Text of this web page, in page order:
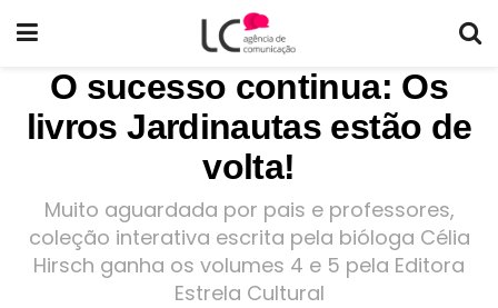
O sucesso continua: Os
livros Jardinautas estão de
volta!
Muito aguardada por pais e professores,
coleção interativa escrita pela bióloga Célia
Hirsch ganha os volumes 4 e 5 pela Editora
Estrela Cultural